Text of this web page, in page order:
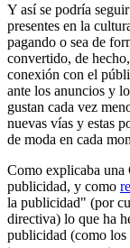
Y así se podría
presentes en la
pagando o sea de
convertido, de
conexión con el
ante los anuncios y
gustan cada vez
nuevas vías y estas
de moda en cada
Como explicaba una
publicidad, y como
la publicidad" (por
directiva) lo que ha
publicidad (como los